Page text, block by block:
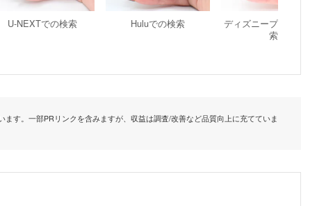
U-NEXTでの検索 Huluでの検索
ディズニープラスでの検
索
す。一部PRリンクを含みますが、収益は調査/改善など品質向上に充てていま